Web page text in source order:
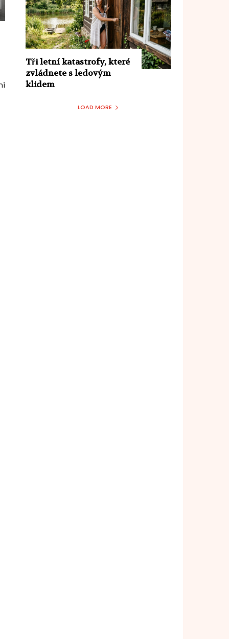
Tři letní katastrofy, které
zvládnete s ledovým
klidem
LOAD MORE